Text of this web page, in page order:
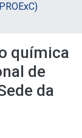
química
de
da